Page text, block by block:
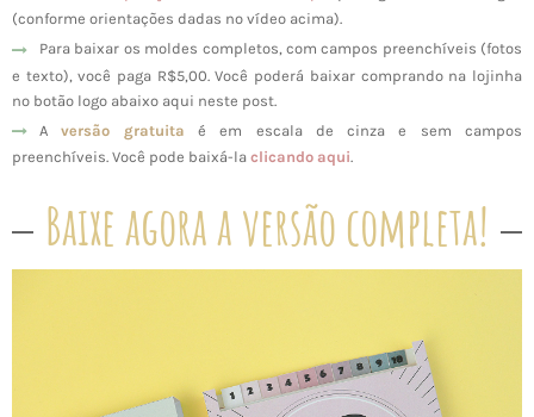
(conforme orientações dadas no vídeo acima).
Para baixar os moldes completos, com campos preenchíveis (fotos
e texto), você paga R$5,00. Você poderá baixar comprando na lojinha
no botão logo abaixo aqui neste post.
Aversão gratuita é em escala de cinza e sem campos
preenchíveis. Você pode baixá-la clicando aqui.
Baixe agora a versão completa!